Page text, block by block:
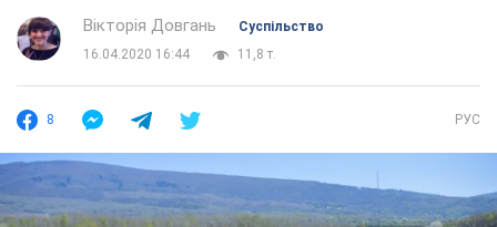
Вікторія Довгань
Суспільство
16.04.2020 16:44
11,8 т.
8 РУС